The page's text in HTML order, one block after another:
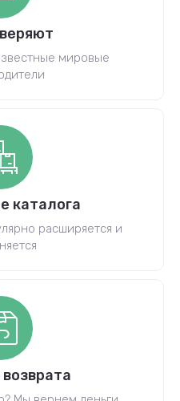
мировые
каталога
расширяется и